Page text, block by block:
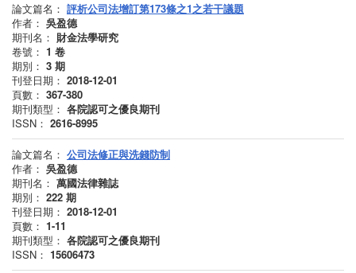
論文篇名： 評析公司法增訂第173條之1之若干議題
作者： 吳盈德
期刊名： 財金法學研究
卷號： 1 卷
期別： 3 期
刊登日期： 2018-12-01
頁數： 367-380
期刊類型： 各院認可之優良期刊
ISSN： 2616-8995
論文篇名： 公司法修正與洗錢防制
作者： 吳盈德
期刊名： 萬國法律雜誌
期別： 222 期
刊登日期： 2018-12-01
頁數： 1-11
期刊類型： 各院認可之優良期刊
ISSN： 15606473